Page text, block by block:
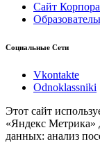
Сайт
Социальные Сети
Vkontakte
Odnoklassniki
Этот сайт
«Яндекс Метрика»
данных: анализ